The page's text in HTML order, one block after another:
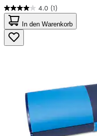
4.0 (1)
4.0
von
5
Sternen.
1
In den Warenkorb